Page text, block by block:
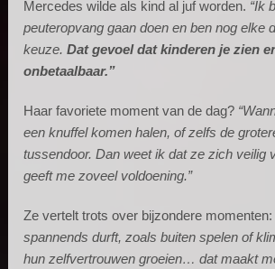
Mercedes wilde als kind al juf worden. “Ik
peuteropvang gaan doen en ben nog elke
keuze.Dat gevoel dat kinderen je zien
onbetaalbaar.”
Haar favoriete moment van de dag?
een knuffel komen halen, of zelfs de
tussendoor. Dan weet ik dat ze zich veilig
geeft me zoveel voldoening.”
Ze vertelt trots over bijzondere momenten:
spannends durft, zoals buiten spelen of
hun zelfvertrouwen groeien… dat maakt